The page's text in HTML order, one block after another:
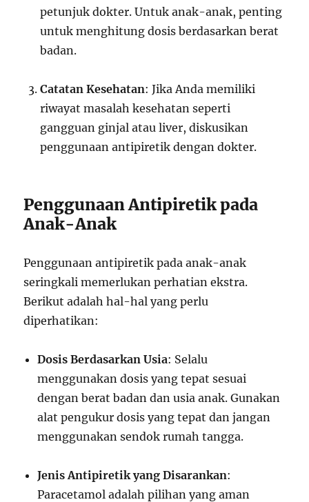
petunjuk dokter. Untuk anak-anak, penting
untuk menghitung dosis berdasarkan berat
badan.
Catatan Kesehatan: Jika Anda memiliki
riwayat masalah kesehatan seperti
gangguan ginjal atau liver, diskusikan
penggunaan antipiretik dengan dokter.
Penggunaan Antipiretik pada
Anak-Anak
Penggunaan antipiretik pada anak-anak
seringkali memerlukan perhatian ekstra.
Berikut adalah hal-hal yang perlu
diperhatikan:
Dosis Berdasarkan Usia: Selalu
menggunakan dosis yang tepat sesuai
dengan berat badan dan usia anak. Gunakan
alat pengukur dosis yang tepat dan jangan
menggunakan sendok rumah tangga.
Jenis Antipiretik yang Disarankan:
Paracetamol adalah pilihan yang aman